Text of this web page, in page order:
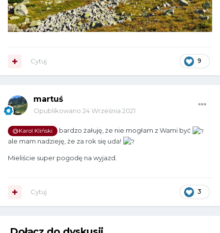
9
Cytuj
martuś
Opublikowano 24 Września 2021
@Karol Kliński
bardzo żałuję, że nie mogłam z Wami być
ale mam nadzieję, że za rok się uda!
Mieliście super pogodę na wyjazd.
3
Cytuj